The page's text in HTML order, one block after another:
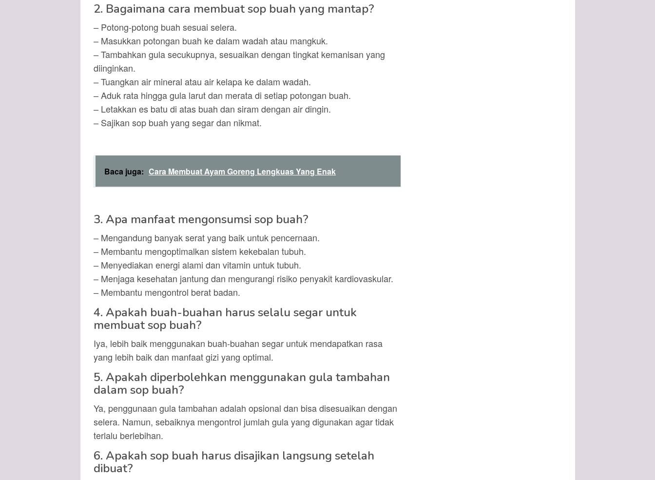
2. Bagaimana cara membuat sop buah yang mantap?
– Potong-potong buah sesuai selera.
– Masukkan potongan buah ke dalam wadah atau mangkuk.
– Tambahkan gula secukupnya, sesuaikan dengan tingkat kemanisan yang
diinginkan.
– Tuangkan air mineral atau air kelapa ke dalam wadah.
– Aduk rata hingga gula larut dan merata di setiap potongan buah.
– Letakkan es batu di atas buah dan siram dengan air dingin.
– Sajikan sop buah yang segar dan nikmat.
Baca juga: Cara Membuat Ayam Goreng Lengkuas Yang Enak
3. Apa manfaat mengonsumsi sop buah?
– Mengandung banyak serat yang baik untuk pencernaan.
– Membantu mengoptimalkan sistem kekebalan tubuh.
– Menyediakan energi alami dan vitamin untuk tubuh.
– Menjaga kesehatan jantung dan mengurangi risiko penyakit kardiovaskular.
– Membantu mengontrol berat badan.
4. Apakah buah-buahan harus selalu segar untuk
membuat sop buah?
Iya, lebih baik menggunakan buah-buahan segar untuk mendapatkan rasa
yang lebih baik dan manfaat gizi yang optimal.
5. Apakah diperbolehkan menggunakan gula tambahan
dalam sop buah?
Ya, penggunaan gula tambahan adalah opsional dan bisa disesuaikan dengan
selera. Namun, sebaiknya mengontrol jumlah gula yang digunakan agar tidak
terlalu berlebihan.
6. Apakah sop buah harus disajikan langsung setelah
dibuat?